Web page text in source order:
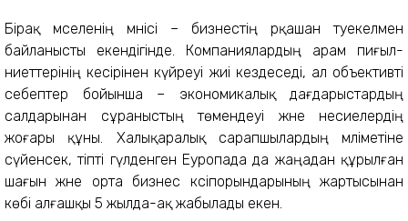
Бірақ мәселенің мәнісі – бизнестің әрқашан тәуекелмен
байланысты екендігінде. Компаниялардың арам пиғыл-
ниеттерінің кесірінен күйреуі жиі кездеседі, ал объективті
себептер бойынша – экономикалық дағдарыстардың
салдарынан сұраныстың төмендеуі және несиелердің
жоғары құны. Халықаралық сарапшылардың мәліметіне
сүйенсек, тіпті гүлденген Еуропада да жаңадан құрылған
шағын және орта бизнес кәсіпорындарының жартысынан
көбі алғашқы 5 жылда-ақ жабылады екен.